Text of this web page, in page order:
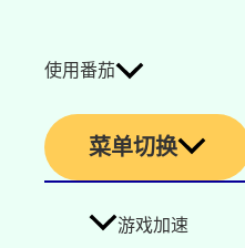
使用番茄
菜单切换
游戏加速